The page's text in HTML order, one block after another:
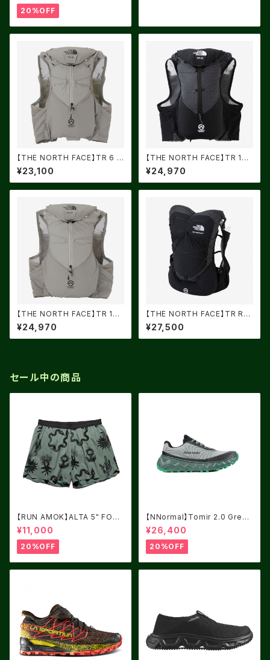
20%OFF
【THE NORTH FACE】TR 6 キ
ュムラスクラウド
¥23,100
【THE NORTH FACE】TR 10
ブラック
¥24,970
【THE NORTH FACE】TR 10
キュムラスクラウド
¥24,970
【THE NORTH FACE】TR RO
CKET ブラック
¥27,500
セール中の商品
【RUN AMOK】ALTA 5" FORE
ST
¥11,000
20%OFF
【NNormal】Tomir 2.0 Green
USM8.0/UK7.5
¥26,400
20%OFF